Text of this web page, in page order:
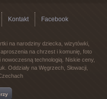
Kontakt Facebook
na narodziny dziecka, wizytówki,
na chrzest i komunię, foto
technologią. Niskie ceny,
Oddziały na Węgrzech, Słowacji,